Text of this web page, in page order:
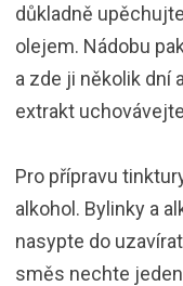
důkladně
olejem. Nádobu
a zde ji několik dní
extrakt
Pro přípravu
alkohol. Bylinky a
nasypte do
směs nechte